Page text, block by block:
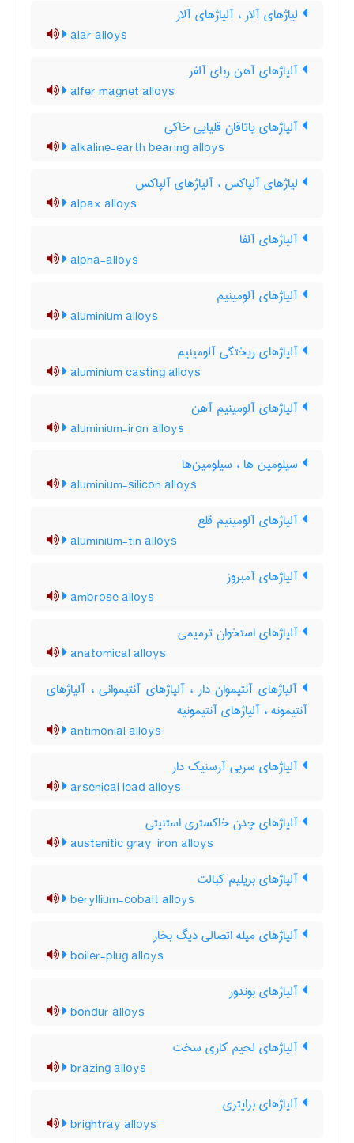
لیاژهای آلار ، آلیاژهای آلار
alar alloys
آلیاژهای آهن ربای آلفر
alfer magnet alloys
آلیاژهای یاتاقان قلیایی خاکی
alkaline-earth bearing alloys
لیاژهای آلپاکس ، آلیاژهای آلپاکس
alpax alloys
آلیاژهای آلفا
alpha-alloys
آلیاژهای آلومینیم
aluminium alloys
آلیاژهای ریختگی آلومینیم
aluminium casting alloys
آلیاژهای آلومینیم آهن
aluminium-iron alloys
سیلومین ها ، سیلومین‌ها
aluminium-silicon alloys
آلیاژهای آلومینیم قلع
aluminium-tin alloys
آلیاژهای آمبروز
ambrose alloys
آلیاژهای استخوان ترمیمی
anatomical alloys
آلیاژهای آنتیموان دار ، آلیاژهای آنتیموانی ، آلیاژهای
آنتیمونه ، آلیاژهای آنتیمونیه
antimonial alloys
آلیاژهای سربی آرسنیک دار
arsenical lead alloys
آلیاژهای چدن خاکستری استنیتی
austenitic gray-iron alloys
آلیاژهای بریلیم کبالت
beryllium-cobalt alloys
آلیاژهای میله اتصالی دیگ بخار
boiler-plug alloys
آلیاژهای بوندور
bondur alloys
آلیاژهای لحیم کاری سخت
brazing alloys
آلیاژهای برایتری
brightray alloys